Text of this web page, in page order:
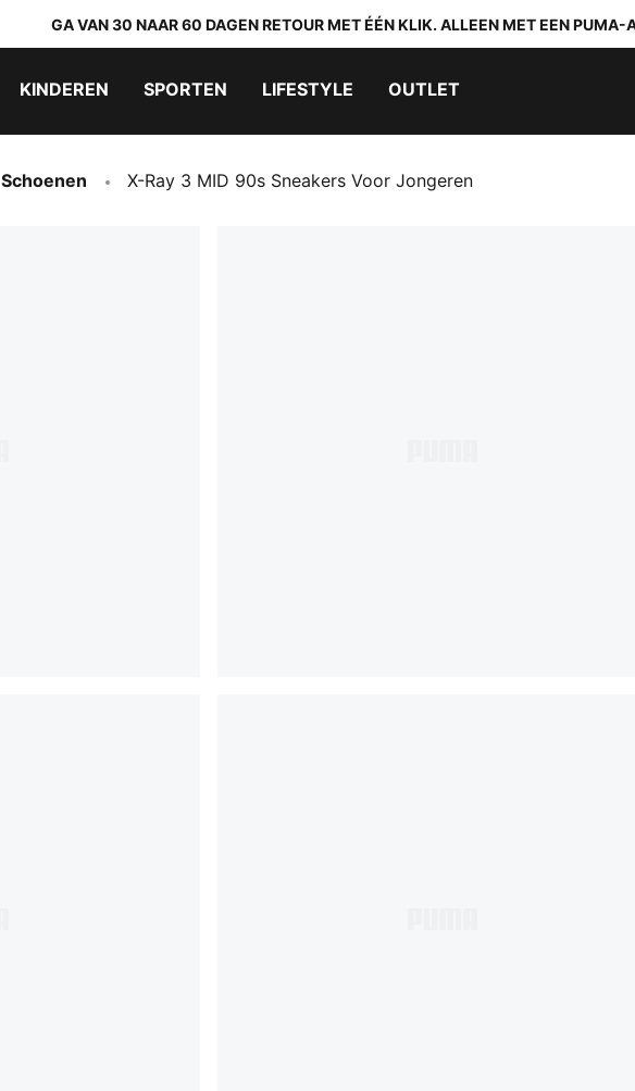
GA VAN 30 NAAR 60 DAGEN RETOUR MET ÉÉN KLIK. ALLEEN MET EEN PUMA-
KINDEREN SPORTEN LIFESTYLE OUTLET
Schoenen X-Ray 3 MID 90s Sneakers Voor Jongeren